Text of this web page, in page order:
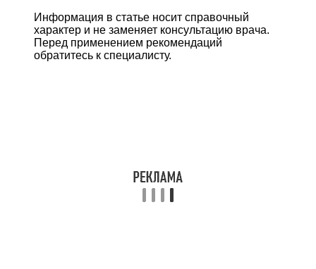
Информация в статье носит справочный
характер и не заменяет консультацию врача.
Перед применением рекомендаций
обратитесь к специалисту.